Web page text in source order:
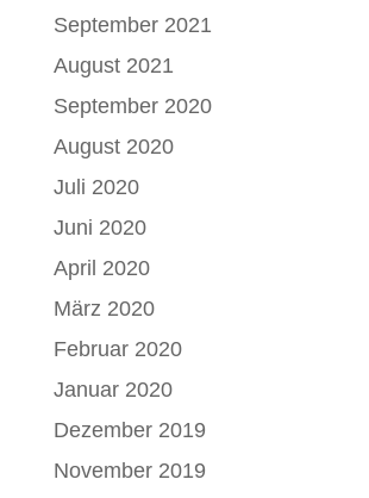
September 2021
August 2021
September 2020
August 2020
Juli 2020
Juni 2020
April 2020
März 2020
Februar 2020
Januar 2020
Dezember 2019
November 2019